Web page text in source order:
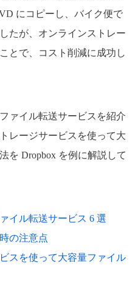
にコピーし、バイク便で
たが、オンラインストレー
とで、コスト削減に成功し
ァイル転送サービスを紹介
レージサービスを使って大
を Dropbox を例に解説して
イル転送サービス 6 選
の注意点
スを使って大容量ファイル